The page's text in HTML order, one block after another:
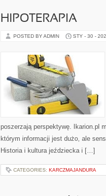
HIPOTERAPIA
POSTED BY ADMIN STY - 30 -
poszerzają perspektywę. Ikarion.pl
którym informacji jest dużo, ale
Historia i kultura jeździecka i […]
CATEGORIES: KARCZMAJANDURA